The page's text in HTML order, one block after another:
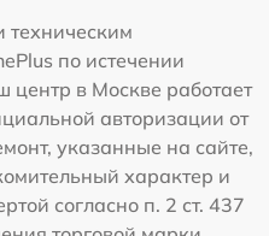
по истечении
центр в Москве работает
авторизации от
указанные на сайте,
характер и
согласно п. 2 ст. 437